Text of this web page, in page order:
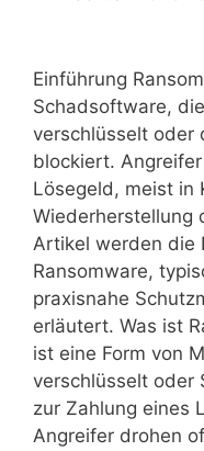
Einführung
Schadsoftware,
verschlüsselt oder
blockiert.
Lösegeld, meist in
Wiederherstellung
Artikel werden die
Ransomware,
praxisnahe
erläutert. Was ist
ist eine Form von
verschlüsselt oder
zur Zahlung eines
Angreifer drohen